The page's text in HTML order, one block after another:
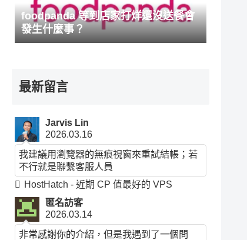
foodpanda 等到店家打烊還沒送餐會
發生什麼事？
最新留言
Jarvis Lin
2026.03.16
我建議用瀏覽器的無痕視窗來重試結帳；若
不行就是聯繫客服人員
HostHatch - 近期 CP 值最好的 VPS
匿名訪客
2026.03.14
非常感謝你的介紹，但是我遇到了一個問